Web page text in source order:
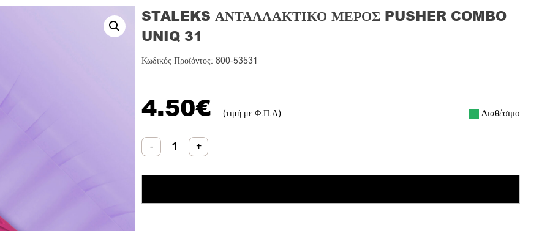
STALEKS ΑΝΤΑΛΛΑΚΤΙΚΌ ΜΈΡΟΣ PUSHER COMBO
UNIQ 31
Κωδικός Προϊόντος: 800-53531
4.50€ (τιμή με Φ.Π.Α) Διαθέσιμο
- Staleks
Ανταλλακτικό
31
+